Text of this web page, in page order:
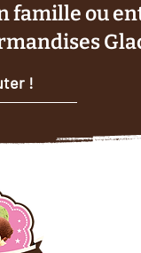
famille ou
!